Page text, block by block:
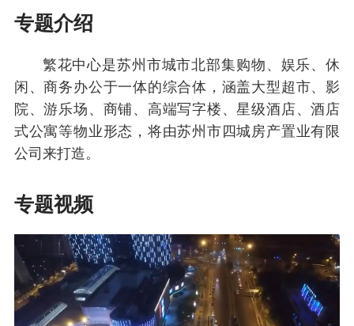
专题介绍
繁花中心是苏州市城市北部集购物、娱乐、休
闲、商务办公于一体的综合体，涵盖大型超市、影
院、游乐场、商铺、高端写字楼、星级酒店、酒店
式公寓等物业形态，将由苏州市四城房产置业有限
公司来打造。
专题视频